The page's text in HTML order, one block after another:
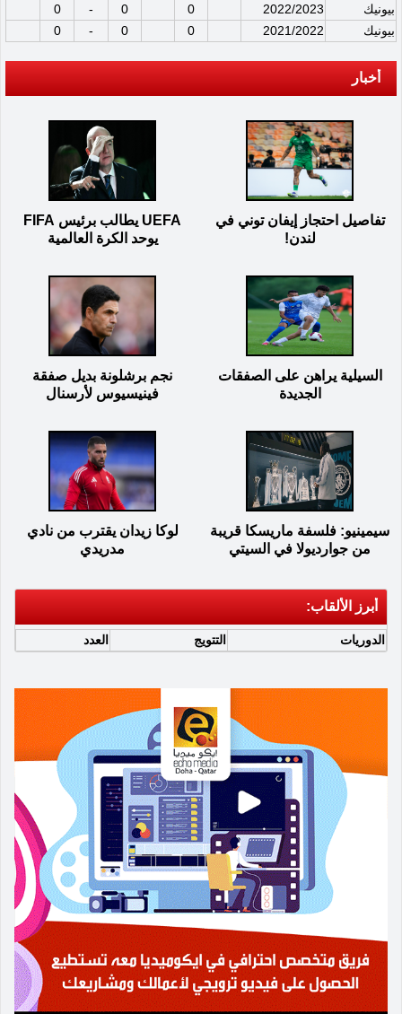
بيونيك
2022/2023
0
0
-
0
بيونيك
2021/2022
0
0
-
0
أخبار
تفاصيل احتجاز إيفان توني في
لندن!
UEFA يطالب برئيس FIFA
يوحد الكرة العالمية
السيلية يراهن على الصفقات
الجديدة
نجم برشلونة بديل صفقة
فينيسيوس لأرسنال
سيمينيو: فلسفة ماريسكا قريبة
من جوارديولا في السيتي
لوكا زيدان يقترب من نادي
مدريدي
أبرز الألقاب:
الدوريات التتويج العدد